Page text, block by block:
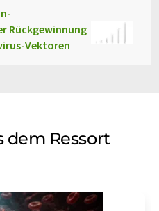
Rückgewinnung
Vektoren
dem Ressort